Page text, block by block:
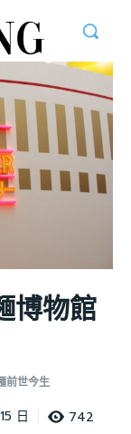
博物館
前世今生
日 742